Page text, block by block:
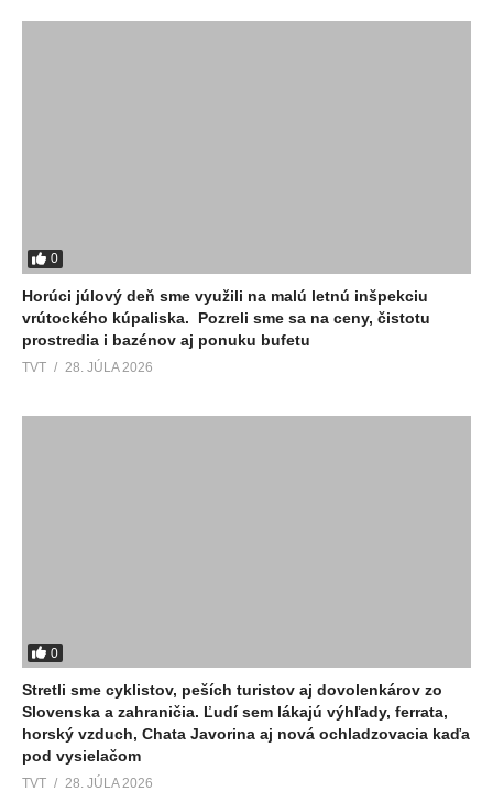
0
Horúci júlový deň sme využili na malú letnú inšpekciu
vrútockého kúpaliska. Pozreli sme sa na ceny, čistotu
prostredia i bazénov aj ponuku bufetu
TVT 28. JÚLA 2026
0
Stretli sme cyklistov, peších turistov aj dovolenkárov zo
Slovenska a zahraničia. Ľudí sem lákajú výhľady, ferrata,
horský vzduch, Chata Javorina aj nová ochladzovacia kaďa
pod vysielačom
TVT 28. JÚLA 2026